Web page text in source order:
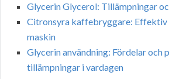
Glycerin Glycerol: Tillämpningar
Citronsyra kaffebryggare: Effektiv
maskin
Glycerin användning: Fördelar och
tillämpningar i vardagen